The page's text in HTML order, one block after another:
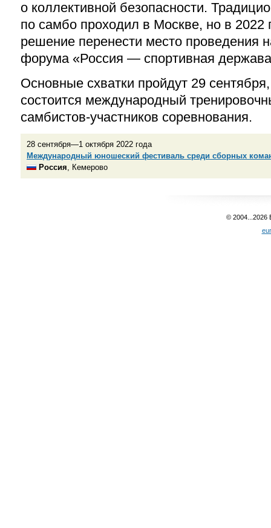
о коллективной безопасности.
по самбо проходил в Москве, но в 2022
решение перенести место проведения
форума «Россия — спортивная
Основные схватки пройдут 29
состоится международный
самбистов-участников соревнования.
28 сентября—1 октября 2022 года
Международный юношеский фестиваль среди сборных
Россия , Кемерово
© 2004...2026